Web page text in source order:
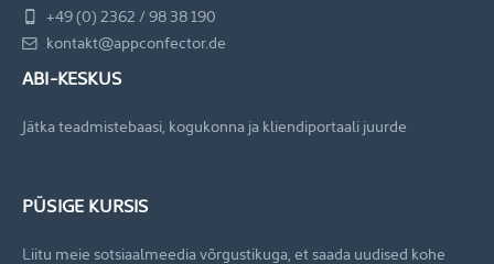
+49 (0) 2362 / 98 38 190
kontakt@appconfector.de
ABI-KESKUS
Jätka teadmistebaasi, kogukonna ja kliendiportaali juurde
PÜSIGE KURSIS
Liitu meie sotsiaalmeedia võrgustikuga, et saada uudised kohe